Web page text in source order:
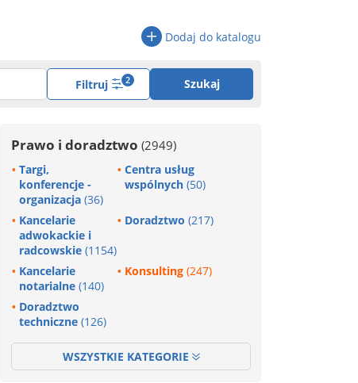
Dodaj do katalogu
Filtruj 2 Szukaj
Prawo i doradztwo (2949)
Targi,
konferencje -
organizacja (36)
Centra usług
wspólnych (50)
Kancelarie
adwokackie i
radcowskie (1154)
Doradztwo (217)
Kancelarie
notarialne (140)
Konsulting (247)
Doradztwo
techniczne (126)
WSZYSTKIE KATEGORIE